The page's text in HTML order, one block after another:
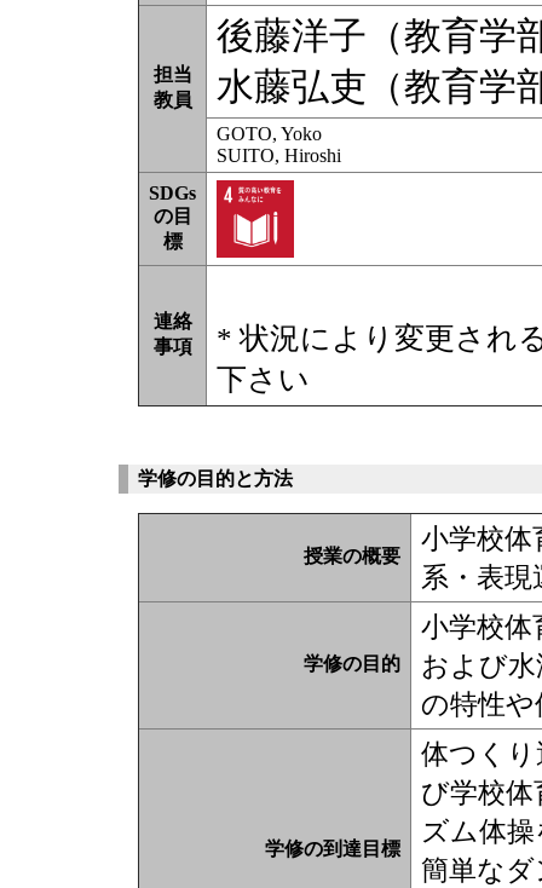
担当
教員
後藤洋子（教育学
水藤弘吏（教育学
GOTO, Yoko
SUITO, Hiroshi
SDGs
の目
標
連絡
事項
* 状況により変更され
下さい
学修の目的と方法
授業の概要
小学校体
系・表
学修の目的
小学校体
および
の特性
学修の到達目標
体つく
び学校
ズム体
簡単な